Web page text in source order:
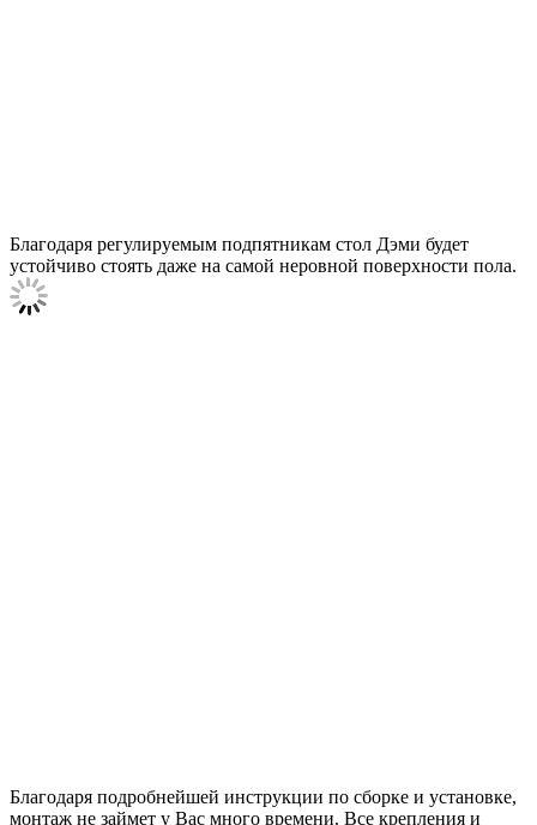
Благодаря регулируемым подпятникам стол Дэми будет
устойчиво стоять даже на самой неровной поверхности пола.
Благодаря подробнейшей инструкции по сборке и установке,
монтаж не займет у Вас много времени. Все крепления и